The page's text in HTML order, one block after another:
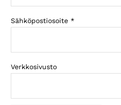
Sähköpostiosoite *
Verkkosivusto